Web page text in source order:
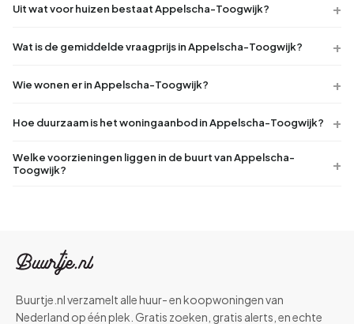
Uit wat voor huizen bestaat Appelscha-Toogwijk?
Wat is de gemiddelde vraagprijs in Appelscha-Toogwijk?
Wie wonen er in Appelscha-Toogwijk?
Hoe duurzaam is het woningaanbod in Appelscha-Toogwijk?
Welke voorzieningen liggen in de buurt van Appelscha-
Toogwijk?
Buurtje.nl verzamelt alle huur- en koopwoningen van
Nederland op één plek. Gratis zoeken, gratis alerts, en echte